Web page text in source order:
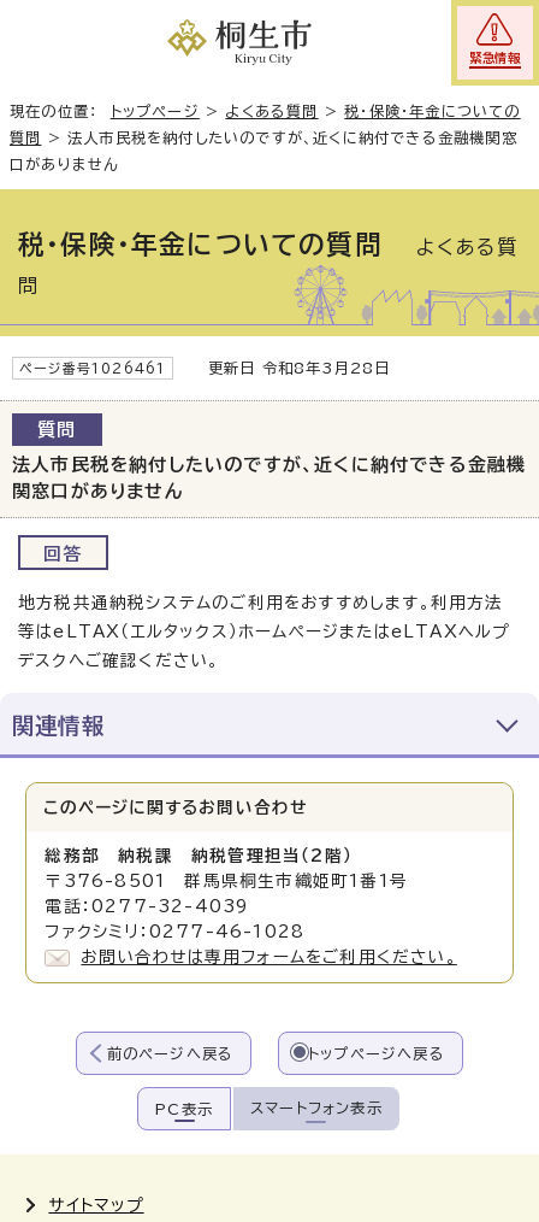
緊急情報
現在の位置： トップページ > よくある質問 >税・保険・年金についての
質問
>法人市民税を納付したいのですが、近くに納付できる金融機関窓
口がありません
税・保険・年金についての質問
よくある質
問
ページ番号1026461 更新日 令和8年3月28日
質問
法人市民税を納付したいのですが、近くに納付できる金融機
関窓口がありません
回答
地方税共通納税システムのご利用をおすすめします。利用方法
等はeLTAX（エルタックス）ホームページまたはeLTAXヘルプ
デスクへご確認ください。
関連情報
このページに関する お問い合わせ
総務部 納税課 納税管理担当（2階）
〒376-8501 群馬県桐生市織姫町1番1号
電話：0277-32-4039
ファクシミリ：0277-46-1028
お問い合わせは専用フォームをご利用ください。
前のページへ戻る トップページへ戻る
PC表示 スマートフォン表示
サイトマップ